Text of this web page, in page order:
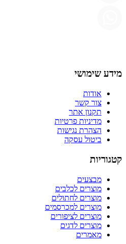
מידע שימושי
אודות
צור קשר
תקנון אתר
מדיניות פרטיות
הצהרת נגישות
ביטול עסקה
קטגוריות
מבצעים
מוצרים לכלבים
מוצרים לחתולים
מוצרים למכרסמים
מוצרים לציפורים
מוצרים לדגים
מאמרים